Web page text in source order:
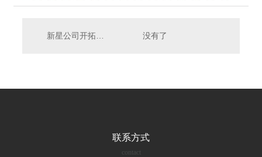
没有了
联系方式
contact